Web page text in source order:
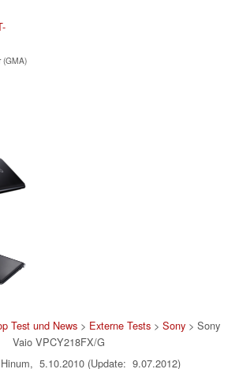
(GMA)
Test und News> Externe Tests> Sony> Sony
Vaio VPCY218FX/G
5.10.2010 (Update: 9.07.2012)